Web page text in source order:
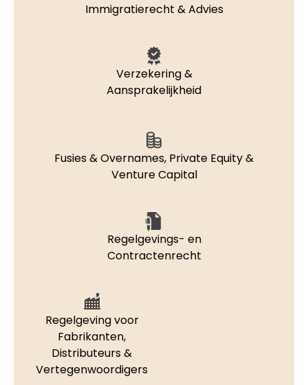
Immigratierecht & Advies
Verzekering &
Aansprakelijkheid
Fusies & Overnames, Private Equity &
Venture Capital
Regelgevings- en
Contractenrecht
Regelgeving voor
Fabrikanten,
Distributeurs &
Vertegenwoordigers